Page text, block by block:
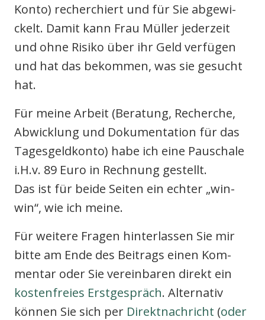
Kon­to) recher­chiert und für Sie abge­wi­
ckelt. Damit kann Frau Mül­ler jeder­zeit
und ohne Risi­ko über ihr Geld ver­fü­gen
und hat das bekom­men, was sie gesucht
hat.
Für mei­ne Arbeit (Bera­tung, Recher­che,
Abwick­lung und Doku­men­ta­ti­on für das
Tages­geld­kon­to) habe ich eine Pau­scha­le
i.H.v. 89 Euro in Rech­nung gestellt.
Das ist für bei­de Sei­ten ein ech­ter „win-
win“, wie ich mei­ne.
Für wei­te­re Fra­gen hin­ter­las­sen Sie mir
bit­te am Ende des Bei­trags einen Kom­
men­tar oder Sie ver­ein­ba­ren direkt ein
kos­ten­frei­es Erst­ge­spräch. Alter­na­tiv
kön­nen Sie sich per Direkt­nach­richt (oder